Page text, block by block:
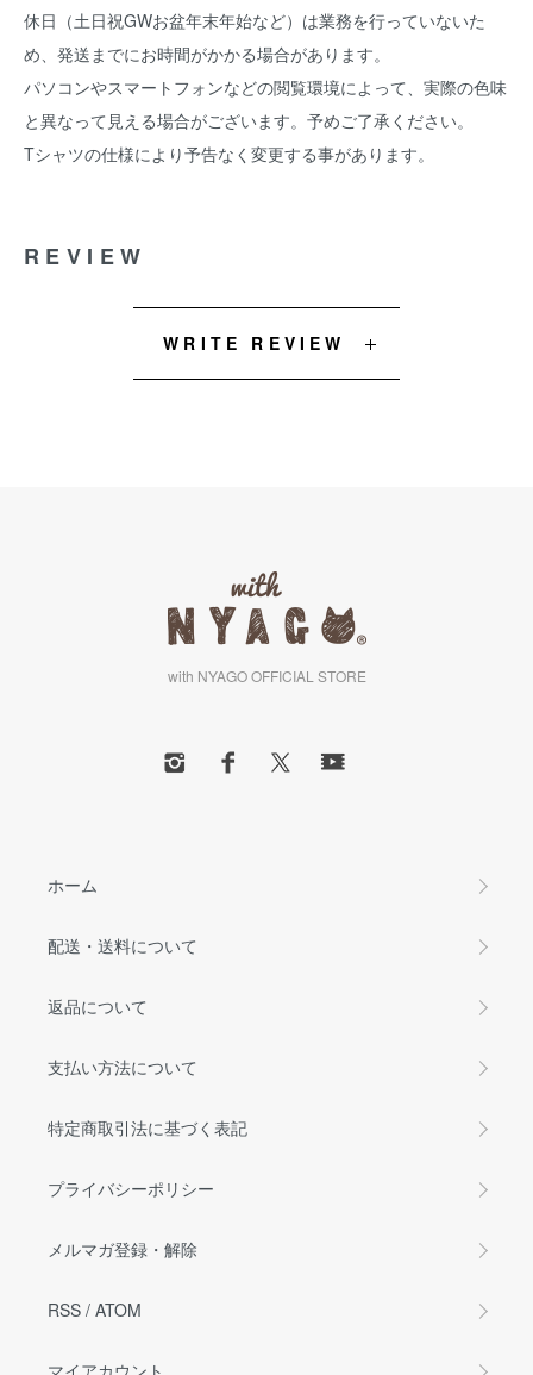
休日（土日祝GWお盆年末年始など）は業務を行っていないた
め、発送までにお時間がかかる場合があります。
パソコンやスマートフォンなどの閲覧環境によって、実際の色味
と異なって見える場合がございます。予めご了承ください。
Tシャツの仕様により予告なく変更する事があります。
REVIEW
WRITE REVIEW
with NYAGO OFFICIAL STORE
ホーム
配送・送料について
返品について
支払い方法について
特定商取引法に基づく表記
プライバシーポリシー
メルマガ登録・解除
RSS / ATOM
マイアカウント